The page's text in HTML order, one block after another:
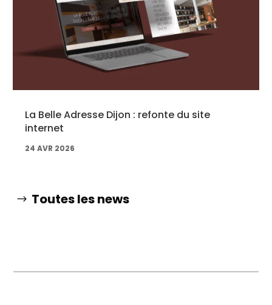
La Belle Adresse Dijon : refonte du site
internet
24 AVR 2026
Toutes les news